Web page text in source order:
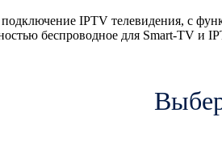
подключение IPTV телевидения, с
беспроводное для Smart-TV и